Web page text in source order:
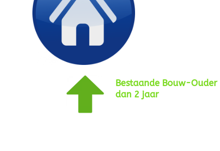
Bestaande Bouw-Ouder
dan 2 jaar